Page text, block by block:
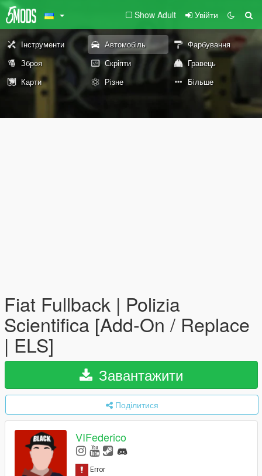
Show Adult Увійти
Інструменти Автомобіль
Фарбування
Зброя
Скріпти
Гравець
Карти
Різне Більше
Fiat Fullback | Polizia
Scientifica [Add-On / Replace
| ELS]
Завантажити
Поділитися
VIFederico